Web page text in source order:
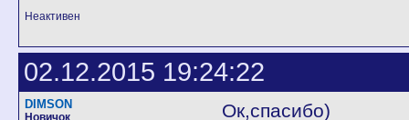
Неактивен
02.12.2015 19:24:22
DIMSON
Новичок Ок,спасибо)